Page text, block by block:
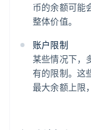
币的余额可能
整体价值。
账户限制
某些情况下，
有的限制。这
最大余额上限